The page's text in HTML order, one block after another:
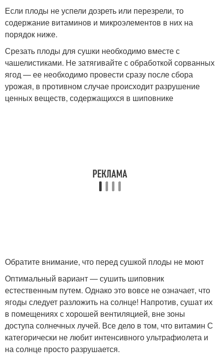
Если плоды не успели дозреть или перезрели, то
содержание витаминов и микроэлементов в них на
порядок ниже.
Срезать плоды для сушки необходимо вместе с
чашелистиками. Не затягивайте с обработкой сорванных
ягод — ее необходимо провести сразу после сбора
урожая, в противном случае происходит разрушение
ценных веществ, содержащихся в шиповнике
Обратите внимание, что перед сушкой плоды не моют
Оптимальный вариант — сушить шиповник
естественным путем. Однако это вовсе не означает, что
ягоды следует разложить на солнце! Напротив, сушат их
в помещениях с хорошей вентиляцией, вне зоны
доступа солнечных лучей. Все дело в том, что витамин С
категорически не любит интенсивного ультрафиолета и
на солнце просто разрушается.